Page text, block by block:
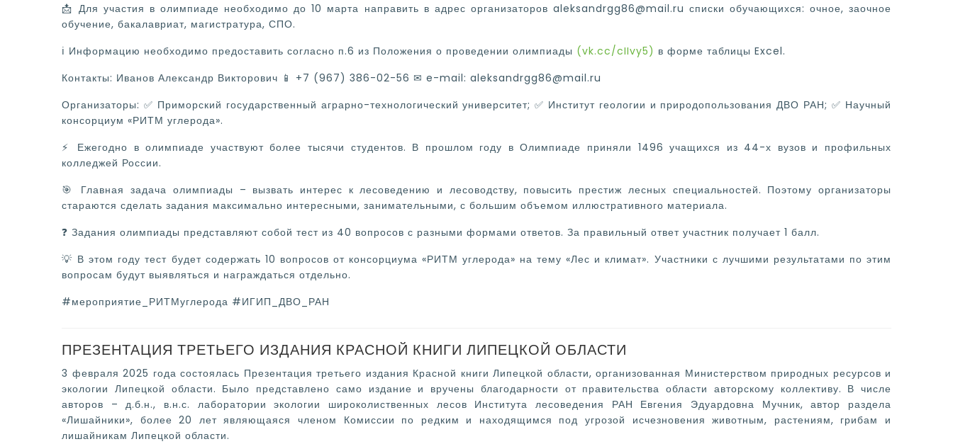
📩 Для участия в олимпиаде необходимо до 10 марта направить в адрес организаторов aleksandrgg86@mail.ru списки обучающихся: очное, заочное
обучение, бакалавриат, магистратура, СПО.
ℹ Информацию необходимо предоставить согласно п.6 из Положения о проведении олимпиады (vk.cc/cIIvy5) в форме таблицы Excel.
Контакты: Иванов Александр Викторович 📱 +7 (967) 386-02-56 ✉ e-mail: aleksandrgg86@mail.ru
Организаторы: ✅ Приморский государственный аграрно-технологический университет; ✅ Институт геологии и природопользования ДВО РАН; ✅ Научный
консорциум «РИТМ углерода».
⚡ Ежегодно в олимпиаде участвуют более тысячи студентов. В прошлом году в Олимпиаде приняли 1496 учащихся из 44-х вузов и профильных
колледжей России.
🎯 Главная задача олимпиады – вызвать интерес к лесоведению и лесоводству, повысить престиж лесных специальностей. Поэтому организаторы
стараются сделать задания максимально интересными, занимательными, с большим объемом иллюстративного материала.
❓ Задания олимпиады представляют собой тест из 40 вопросов с разными формами ответов. За правильный ответ участник получает 1 балл.
💡 В этом году тест будет содержать 10 вопросов от консорциума «РИТМ углерода» на тему «Лес и климат». Участники с лучшими результатами по этим
вопросам будут выявляться и награждаться отдельно.
#мероприятие_РИТМуглерода #ИГИП_ДВО_РАН
ПРЕЗЕНТАЦИЯ ТРЕТЬЕГО ИЗДАНИЯ КРАСНОЙ КНИГИ ЛИПЕЦКОЙ ОБЛАСТИ
3 февраля 2025 года состоялась Презентация третьего издания Красной книги Липецкой области, организованная Министерством природных ресурсов и
экологии Липецкой области. Было представлено само издание и вручены благодарности от правительства области авторскому коллективу. В числе
авторов – д.б.н., в.н.с. лаборатории экологии широколиственных лесов Института лесоведения РАН Евгения Эдуардовна Мучник, автор раздела
«Лишайники», более 20 лет являющаяся членом Комиссии по редким и находящимся под угрозой исчезновения животным, растениям, грибам и
лишайникам Липецкой области.